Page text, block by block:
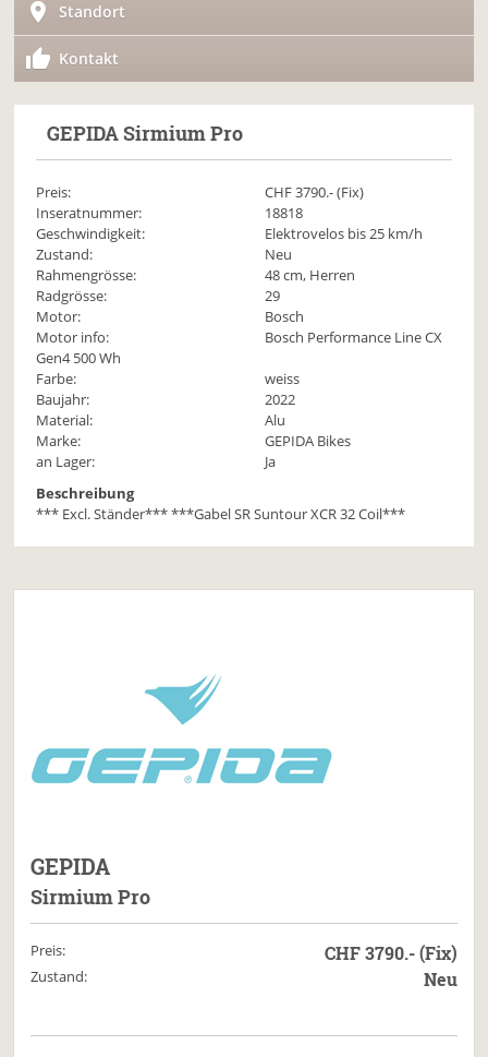
Standort
Kontakt
GEPIDA Sirmium Pro
Preis: CHF3790.- (Fix)
Inseratnummer:
18818
Geschwindigkeit:
Elektrovelos bis 25 km/h
Zustand:
Neu
Rahmengrösse:
48 cm, Herren
Radgrösse:
29
Motor:
Bosch
Motor info:
Bosch Performance Line CX
Gen4 500 Wh
Farbe:
weiss
Baujahr:
2022
Material:
Alu
Marke:
GEPIDA Bikes
an Lager:
Ja
Beschreibung
*** Excl. Ständer*** ***Gabel SR Suntour XCR 32 Coil***
GEPIDA
Sirmium Pro
Preis: CHF 3790.- (Fix)
Zustand: Neu